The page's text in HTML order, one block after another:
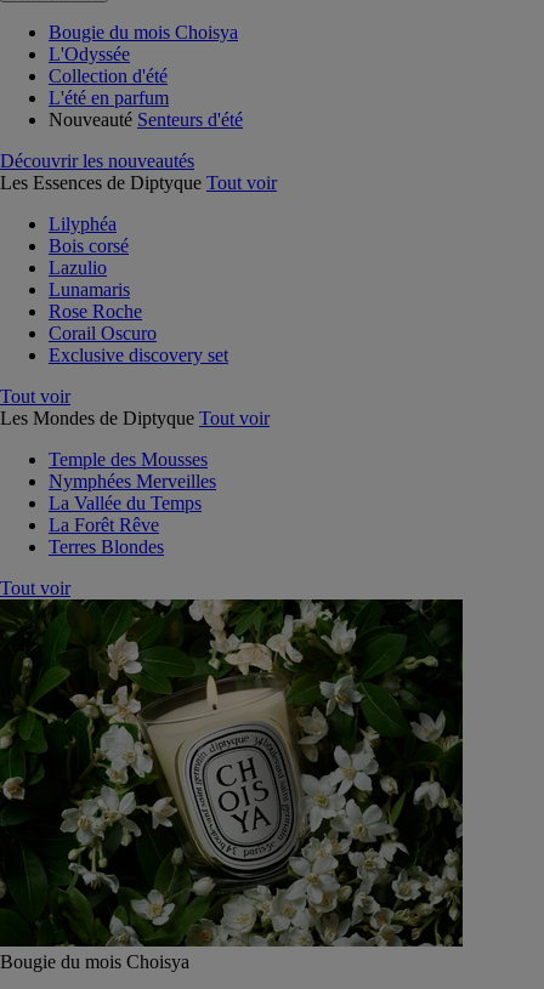
Bougie du mois Choisya
L'Odyssée
Collection d'été
L'été en parfum
Nouveauté Senteurs d'été
Découvrir les nouveautés
Les Essences de Diptyque Tout voir
Lilyphéa
Bois corsé
Lazulio
Lunamaris
Rose Roche
Corail Oscuro
Exclusive discovery set
Tout voir
Les Mondes de Diptyque Tout voir
Temple des Mousses
Nymphées Merveilles
La Vallée du Temps
La Forêt Rêve
Terres Blondes
Tout voir
Bougie du mois Choisya